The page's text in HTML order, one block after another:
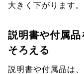
大きく下がります。
説明書や付属品
そろえる
説明書や付属品は